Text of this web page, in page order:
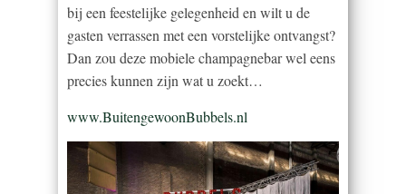
bij een feestelijke gelegenheid en wilt u de
gasten verrassen met een vorstelijke ontvangst?
Dan zou deze mobiele champagnebar wel eens
precies kunnen zijn wat u zoekt…
www.BuitengewoonBubbels.nl